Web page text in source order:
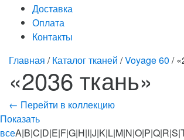
Доставка
Оплата
Контакты
Главная /Каталог тканей /Voyage 60 /
«2036 ткань»
← Перейти в коллекцию
Показать
все